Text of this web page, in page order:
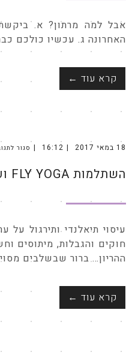
אבל למה מרתון? א.
האחרונה ג. עכשיו כולכם
קרא עוד ←
18 במאי 2017 16:12 סגור
השתלמות FLY YOGA ועיסוי תילאנדי להריון
עיסוי תיאלנדי ותירגול על
חוקים והגבלות, מיתוסים
ההריון… ברור שבשלבים
קרא עוד ←